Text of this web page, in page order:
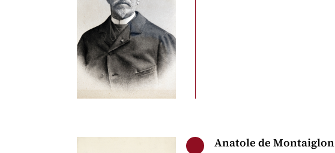
Anatole de Montaiglon